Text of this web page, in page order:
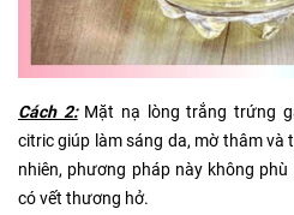
Cách 2:Mặt nạ lòng trắng trứng
citric giúp làm sáng da, mờ thâm và
nhiên, phương pháp này không
có vết thương hở.